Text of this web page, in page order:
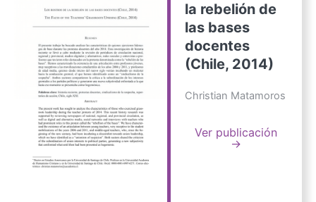
la rebelión de
las bases
docentes
(Chile, 2014)
Christian Matamoros
Ver publicación
→